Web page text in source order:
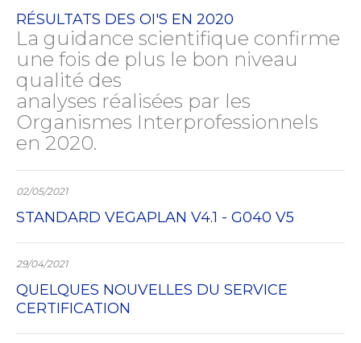
RÉSULTATS DES OI'S EN 2020
La guidance scientifique confirme
une fois de plus le bon niveau
qualité des
analyses réalisées par les
Organismes Interprofessionnels
en 2020.
02/05/2021
STANDARD VEGAPLAN V4.1 - G040 V5
29/04/2021
QUELQUES NOUVELLES DU SERVICE
CERTIFICATION